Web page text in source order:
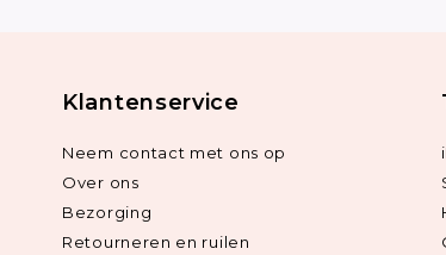
Klantenservice
Neem contact met ons op
Over ons
Bezorging
Retourneren en ruilen